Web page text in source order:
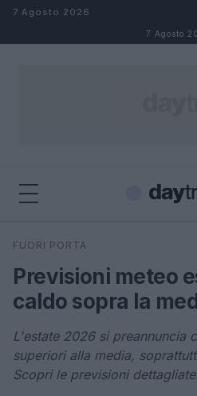
Salta al contenuto
7 Agosto 2026
7 Agosto
Cerca
FUORI PORTA
Previsioni meteo
caldo sopra la
L'estate 2026 si preannuncia
superiori alla media,
Scopri le previsioni